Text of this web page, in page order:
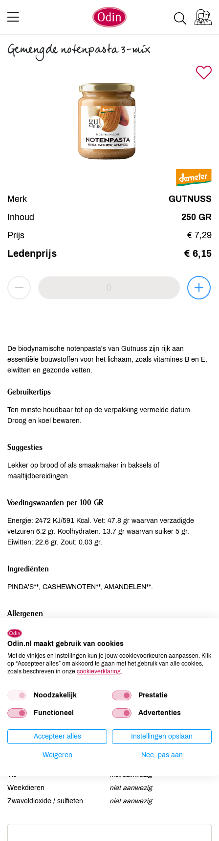
Gemengde notenpasta 3-mix
Merk
GUTNUSS
Inhoud
250 GR
Prijs
€ 7,29
Ledenprijs € 6,15
De biodynamische notenpasta's van Gutnuss zijn rijk aan
essentiële bouwstoffen voor het lichaam, zoals vitamines B en E,
eiwitten en gezonde vetten.
Gebruikertips
Ten minste houdbaar tot op de verpakking vermelde datum.
Droog en koel bewaren.
Suggesties
Lekker op brood of als smaakmaker in baksels of
maaltijdbereidingen.
Voedingswaarden per 100 GR
Energie: 2472 KJ/591 Kcal. Vet: 47.8 gr waarvan verzadigde
vetzuren 6.2 gr. Koolhydraten: 13.7 gr waarvan suiker 5 gr.
Eiwitten: 22.6 gr. Zout: 0.03 gr.
Ingrediënten
PINDA'S**, CASHEWNOTEN**, AMANDELEN**.
Allergenen
Aardnoten
Ei
niet aanwezig
Gluten
niet aanwezig
Lactose
niet aanwezig
Mosterd
niet aanwezig
Noten
aanwezig
niet aanwezig
Vis
niet aanwezig
Weekdieren
niet aanwezig
Zwaveldioxide / sulfieten
niet aanwezig
Odin.nl maakt gebruik van cookies
Met de vinkjes en instellingen kun je jouw cookievoorkeuren aanpassen. Klik
op “Accepteer alles” om akkoord te gaan met het gebruik van alle cookies,
zoals beschreven in onze cookieverklaring
Noodzakelijk Prestatie
Functioneel Advertenties
Accepteer alles Instellingen opslaan
Weigeren Nee, pas aan